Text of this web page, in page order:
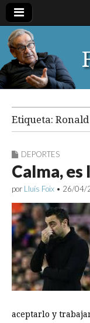
Etiqueta:
DEPORTES
Calma,
por Lluís Foix • 26/04/
aceptarlo y